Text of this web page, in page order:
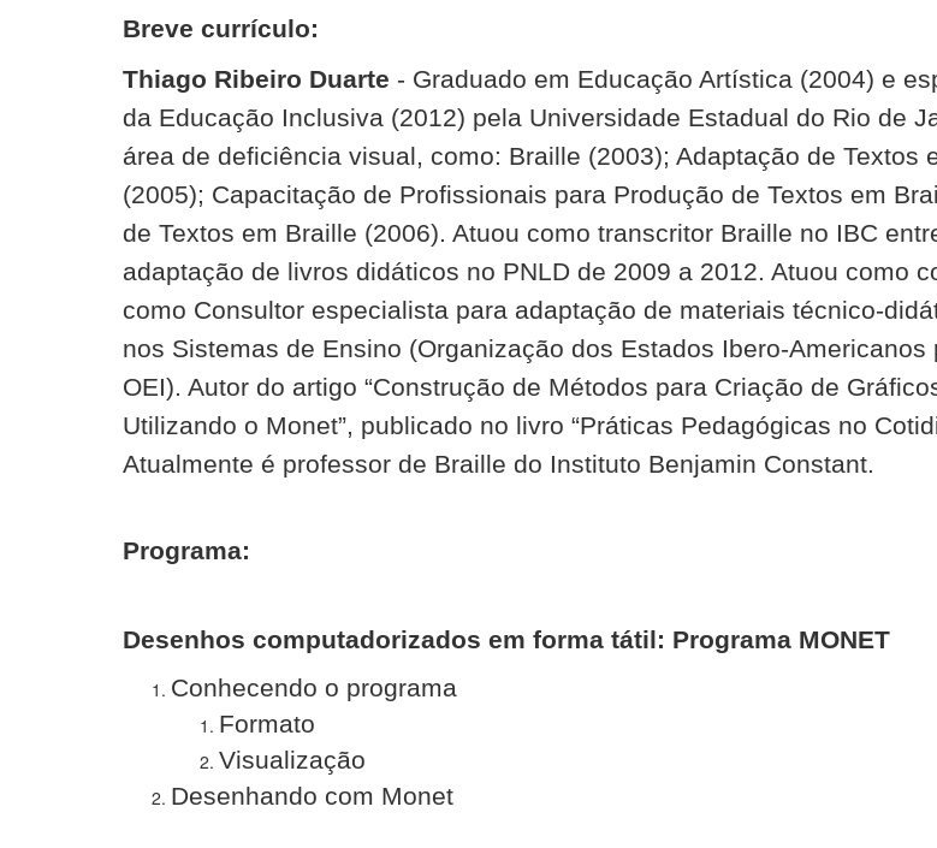
Breve currículo:
Thiago Ribeiro Duarte - Graduado em Educação Artística (2004) e
da Educação Inclusiva (2012) pela Universidade Estadual do Rio de
área de deficiência visual, como: Braille (2003); Adaptação de Textos
(2005); Capacitação de Profissionais para Produção de Textos em
de Textos em Braille (2006). Atuou como transcritor Braille no IBC
adaptação de livros didáticos no PNLD de 2009 a 2012. Atuou como
como Consultor especialista para adaptação de materiais técnico-
nos Sistemas de Ensino (Organização dos Estados Ibero-
OEI). Autor do artigo “Construção de Métodos para Criação de
Utilizando o Monet”, publicado no livro “Práticas Pedagógicas no
Atualmente é professor de Braille do Instituto Benjamin Constant.
Programa:
Desenhos computadorizados em forma tátil: Programa MONET
Conhecendo o programa
Formato
Visualização
Desenhando com Monet